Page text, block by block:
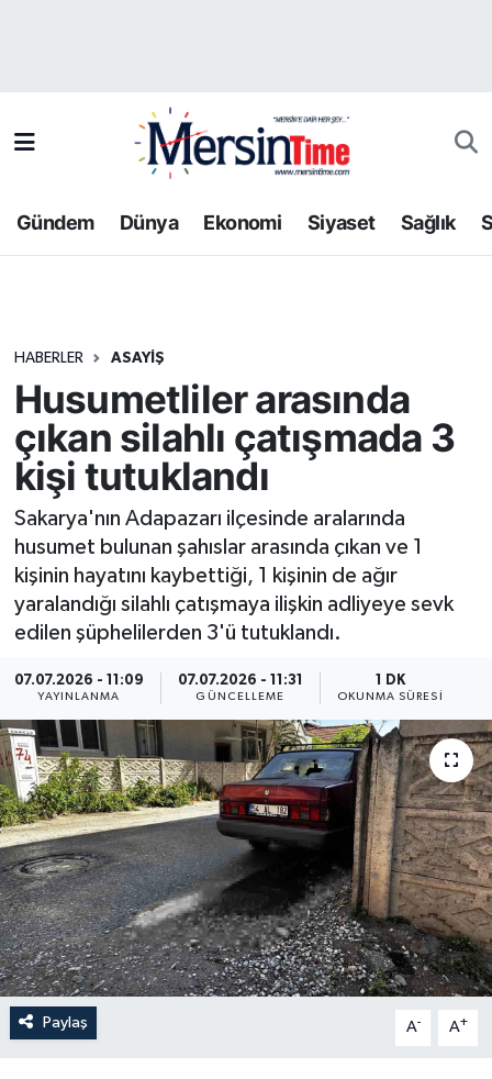
Gündem Dünya Ekonomi Siyaset Sağlık
HABERLER ASAYIŞ
Husumetliler arasında
çıkan silahlı çatışmada 3
kişi tutuklandı
Sakarya'nın Adapazarı ilçesinde aralarında
husumet bulunan şahıslar arasında çıkan ve 1
kişinin hayatını kaybettiği, 1 kişinin de ağır
yaralandığı silahlı çatışmaya ilişkin adliyeye sevk
edilen şüphelilerden 3'ü tutuklandı.
07.07.2026 - 11:09
YAYINLANMA
07.07.2026 - 11:31
GÜNCELLEME
1 DK
OKUNMA SÜRESI
Paylaş A- A+
Bilim-Teknoloji
Dünya
Ekonomi
Gündem
Kültür-Sanat
Resmi İlan
Sağlık
Siyaset
Spor
Yaşam
Trafik Durumu
Tüm Manşetler
Haber Arşivi